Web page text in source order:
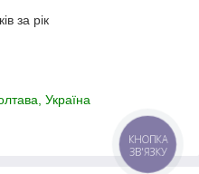
за рік
Україна
КНОПКА
ЗВ'ЯЗКУ